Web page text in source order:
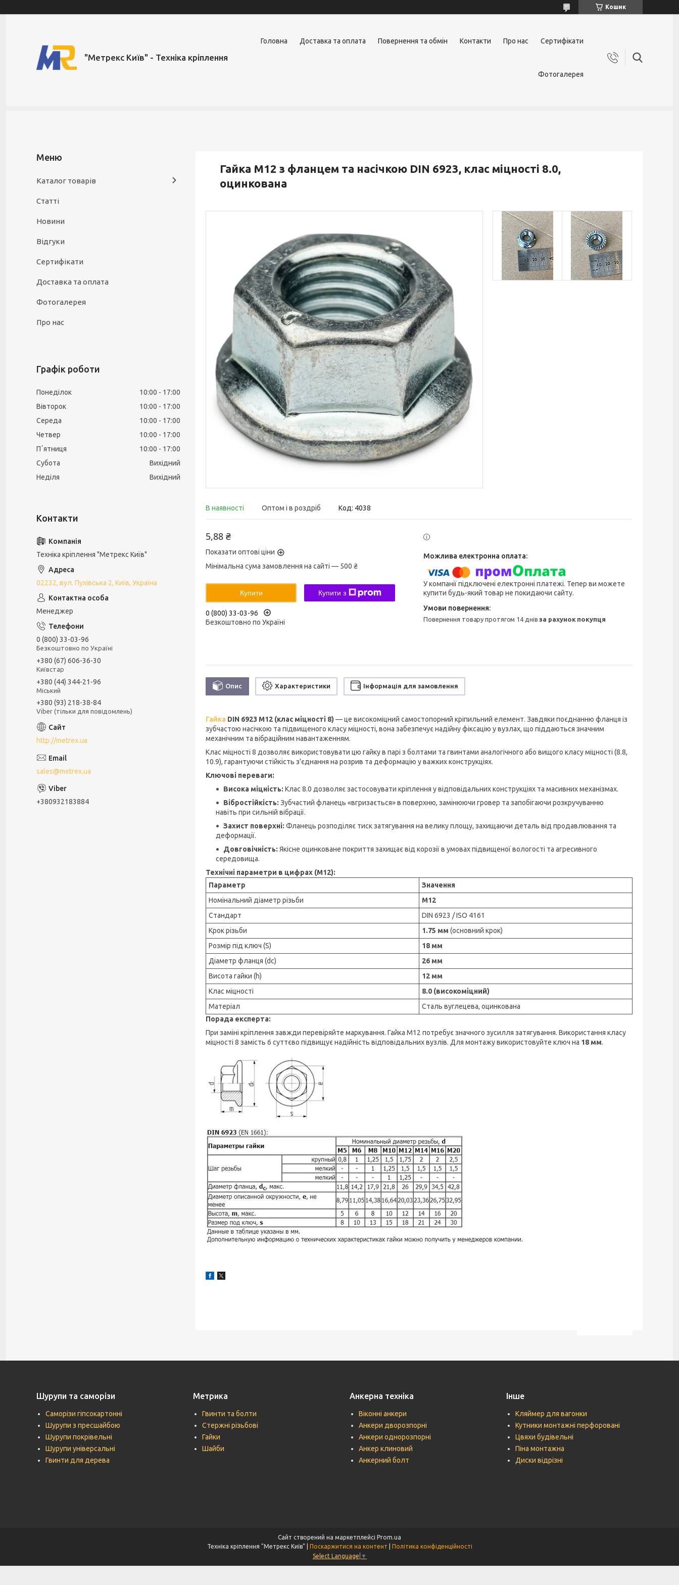
Кошик
"Метрекс Київ" - Техніка кріплення
Головна Доставка та оплата Повернення та обмін Контакти Про нас Сертифікати
Фотогалерея
Гайка М12 з фланцем та насічкою DIN 6923, клас міцності 8.0,
оцинкована
В наявності Оптом і в роздріб Код: 4038
5,88 ₴
Показати оптові ціни
Мінімальна сума замовлення на сайті — 500 ₴
Купити Купити з
0 (800) 33-03-96
Безкоштовно по Україні
У компанії підключені електронні платежі. Тепер ви можете
купити будь-який товар не покидаючи сайту.
повернення товару протягом 14 днівза рахунок покупця
Опис Характеристики Інформація для замовлення
Гайка DIN 6923 М12 (клас міцності 8) — це високоміцний самостопорний кріпильний елемент. Завдяки поєднанню фланця із
зубчастою насічкою та підвищеного класу міцності, вона забезпечує надійну фіксацію у вузлах, що піддаються значним
механічним та вібраційним навантаженням.
Клас міцності 8 дозволяє використовувати цю гайку в парі з болтами та гвинтами аналогічного або вищого класу міцності (8.8,
10.9), гарантуючи стійкість з'єднання на розрив та деформацію у важких конструкціях.
Ключові переваги:
Висока міцність: Клас 8.0 дозволяє застосовувати кріплення у відповідальних конструкціях та масивних механізмах.
Вібростійкість: Зубчастий фланець «вгризається» в поверхню, замінюючи гровер та запобігаючи розкручуванню
навіть при сильній вібрації.
Захист поверхні: Фланець розподіляє тиск затягування на велику площу, захищаючи деталь від продавлювання та
деформації.
Довговічність: Якісне оцинковане покриття захищає від корозії в умовах підвищеної вологості та агресивного
середовища.
Технічні параметри в цифрах (М12):
Параметр
Значення
Номінальний діаметр різьби
М12
Стандарт
DIN 6923 / ISO 4161
Крок різьби
1.75 мм (основний крок)
Розмір під ключ (S)
18 мм
Діаметр фланця (dc)
26 мм
Висота гайки (h)
12 мм
Клас міцності
8.0 (високоміцний)
Матеріал
Сталь вуглецева, оцинкована
Порада експерта:
При заміні кріплення завжди перевіряйте маркування. Гайка М12 потребує значного зусилля затягування. Використання класу
міцності 8 замість 6 суттєво підвищує надійність відповідальних вузлів. Для монтажу використовуйте ключ на 18 мм.
Каталог товарів
Статті
Новини
Відгуки
Сертифікати
Доставка та оплата
Фотогалерея
Про нас
Графік роботи
Понеділок 10:00
17:00
Вівторок
10:00
17:00
Середа
10:00
17:00
Четвер
10:00
17:00
Пʼятниця
10:00
17:00
Субота
Вихідний
Неділя
Вихідний
Техніка кріплення "Метрекс Київ"
02232, вул. Пухівська 2, Київ, Україна
Менеджер
0 (800) 33-03-96
Безкоштовно по Україні
+380 (67) 606-36-30
Київстар
+380 (44) 344-21-96
Міський
+380 (93) 218-38-84
Viber (тільки для повідомлень)
http://metrex.ua
sales@metrex.ua
+380932183884
Шурупи та саморізи
Саморізи гіпсокартонні
Шурупи з пресшайбою
Шурупи покрівельні
Шурупи універсальні
Гвинти для дерева
Метрика
Гвинти та болти
Стержні різьбові
Гайки
Шайби
Анкерна техніка
Віконні анкери
Анкери дворозпорні
Анкери однорозпорні
Анкер клиновий
Анкерний болт
Інше
Кляймер для вагонки
Кутники монтажні перфоровані
Цвяхи будівельні
Піна монтажна
Диски відрізні
Сайт створений на маркетплейсі Prom.ua
Поскаржитися на контент
Політика конфіденційності
Select Language ▼